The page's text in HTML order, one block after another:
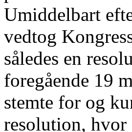
Umiddelbart
vedtog
således en
foregående 19
stemte for og
resolution, hvor